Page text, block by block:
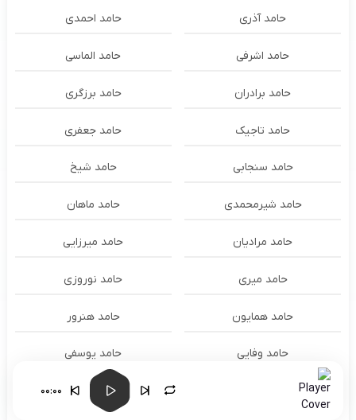
حامد آذری حامد احمدی
حامد اشرفی حامد الماسی
حامد برادران حامد برزگری
حامد تاجیک حامد جعفری
حامد سنجابی حامد شیخ
حامد شیرمحمدی حامد ماهان
حامد مرادیان حامد میرزایی
حامد میری حامد نوروزی
حامد همایون حامد هنرور
حامد وفایی حامد یوسفی
حامیم 00:00